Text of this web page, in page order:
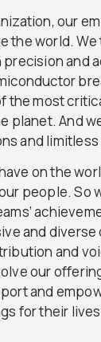
our
the world.
and
the most
planet. And
and
on the
people. So
and
and
our
and
for their